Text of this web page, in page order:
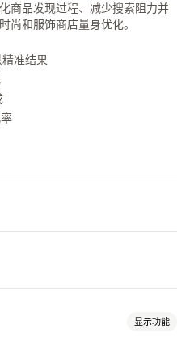
商品发现过程、减少搜索阻力并
尚和服饰商店量身优化。
准结果
显示功能